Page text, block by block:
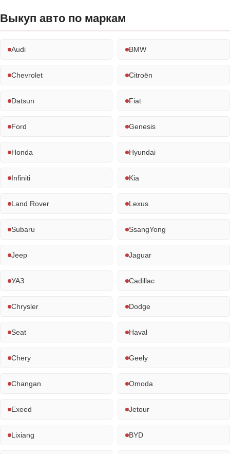
Выкуп авто по маркам
Audi BMW
Chevrolet Citroën
Datsun Fiat
Ford Genesis
Honda Hyundai
Infiniti Kia
Land Rover Lexus
Subaru SsangYong
Jeep Jaguar
УАЗ Cadillac
Chrysler Dodge
Seat Haval
Chery Geely
Changan Omoda
Exeed Jetour
Lixiang BYD